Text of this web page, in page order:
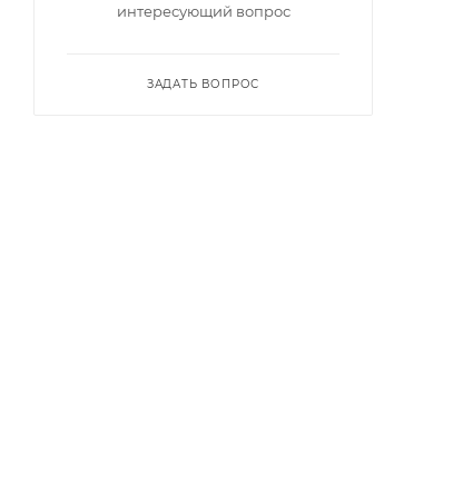
интересующий вопрос
ЗАДАТЬ ВОПРОС